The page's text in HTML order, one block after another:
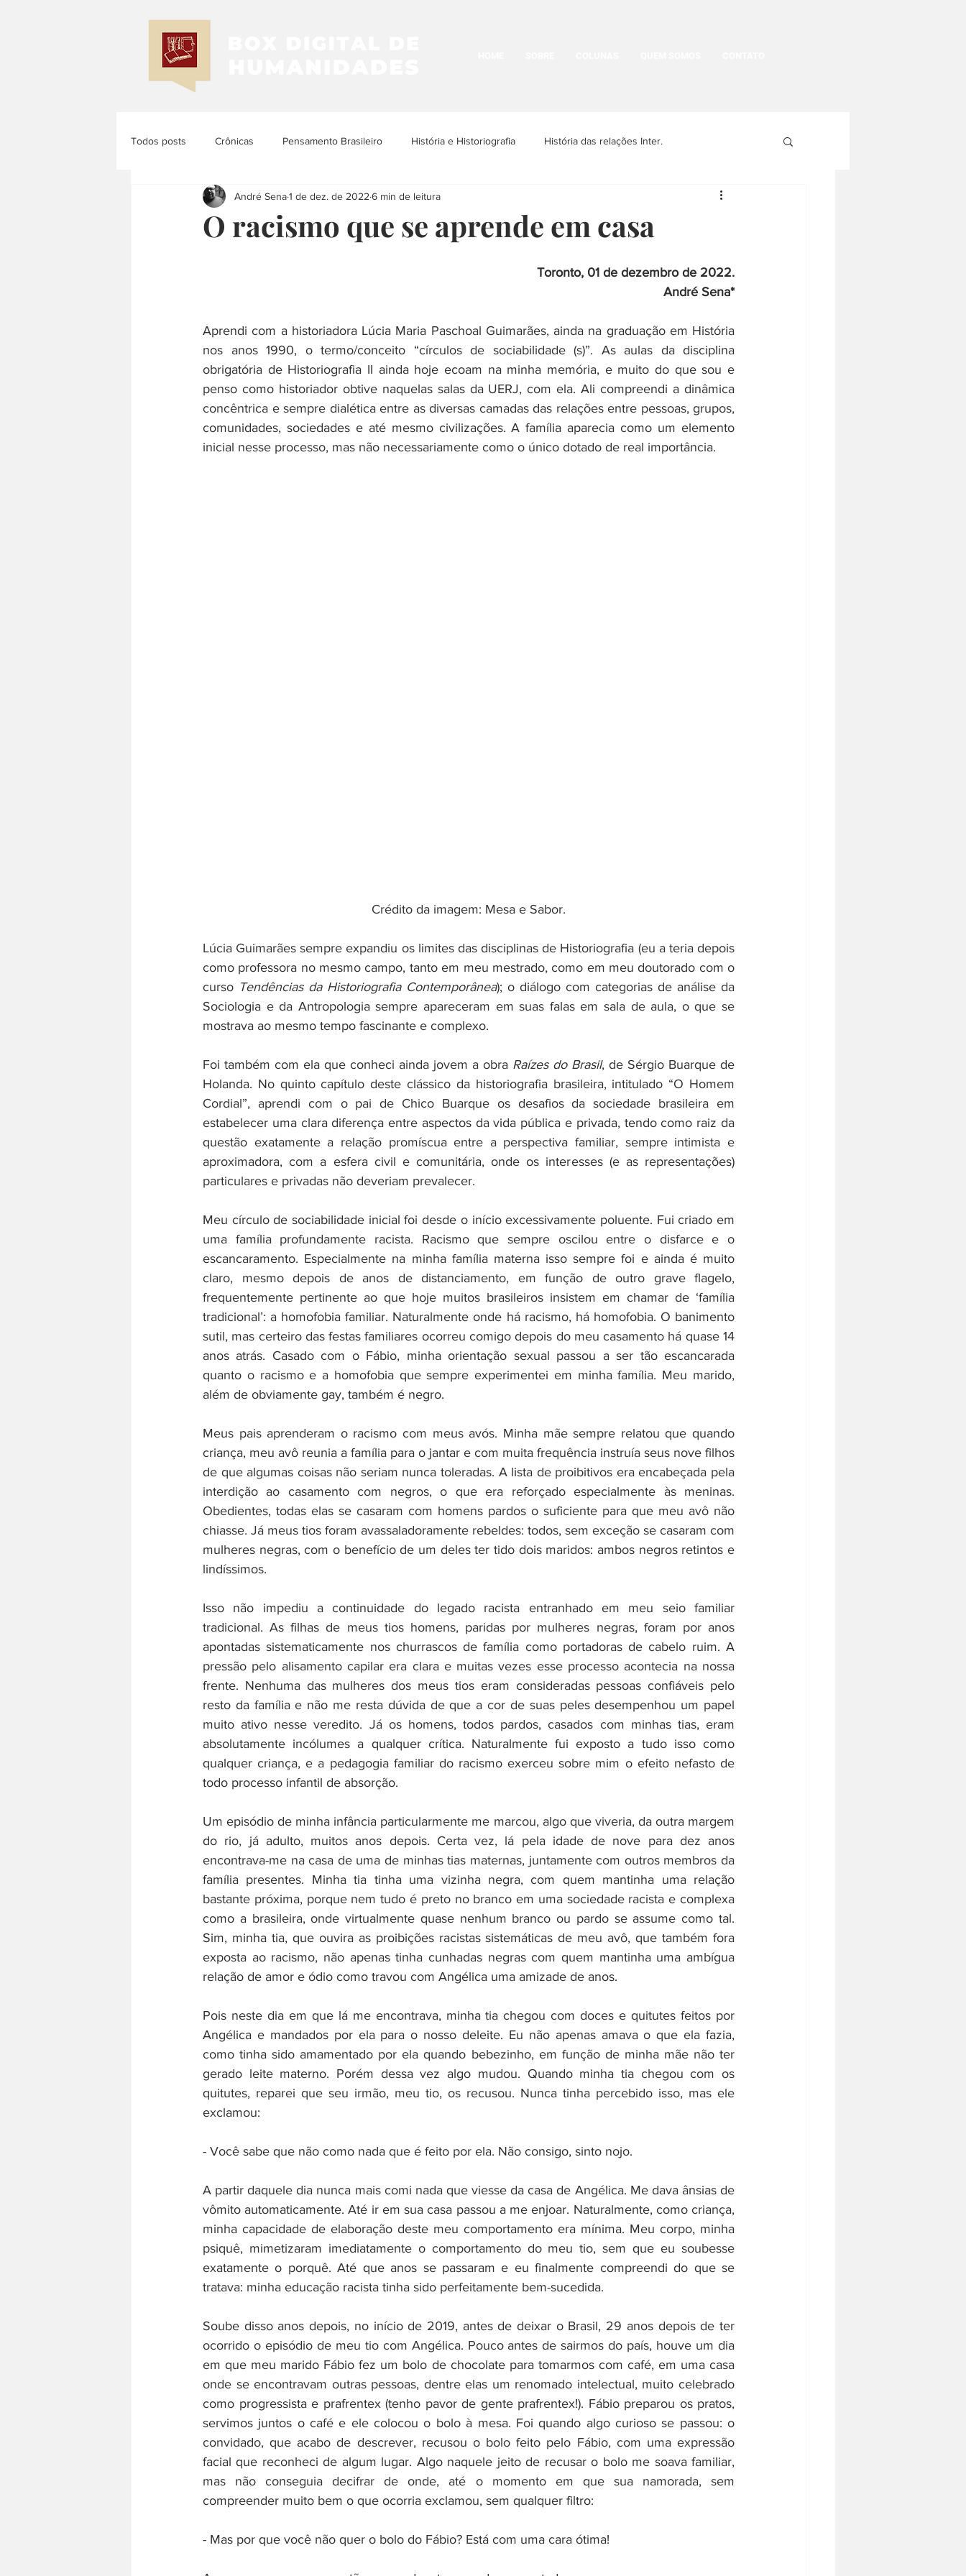
Todos posts Crônicas Pensamento Brasileiro História e Historiografia História das relações Inter.
Memória e História História dos Povos Indígenas História e Cultura LGBTQIA+
História do trabalho Literatura
O racismo que se aprende em casa
André Sena1 de dez. de 2022 6 min de leitura
Toronto, 01 de dezembro de 2022.
André Sena*
Aprendi com a historiadora Lúcia Maria Paschoal Guimarães, ainda na graduação em História
nos anos 1990, o termo/conceito “círculos de sociabilidade (s)”. As aulas da disciplina
obrigatória de Historiografia II ainda hoje ecoam na minha memória, e muito do que sou e
penso como historiador obtive naquelas salas da UERJ, com ela. Ali compreendi a dinâmica
concêntrica e sempre dialética entre as diversas camadas das relações entre pessoas, grupos,
comunidades, sociedades e até mesmo civilizações. A família aparecia como um elemento
inicial nesse processo, mas não necessariamente como o único dotado de real importância.
Crédito da imagem: Mesa e Sabor.
Lúcia Guimarães sempre expandiu os limites das disciplinas de Historiografia (eu a teria depois
como professora no mesmo campo, tanto em meu mestrado, como em meu doutorado com o
curso Tendências da Historiografia Contemporânea); o diálogo com categorias de análise da
Sociologia e da Antropologia sempre apareceram em suas falas em sala de aula, o que se
mostrava ao mesmo tempo fascinante e complexo.
Foi também com ela que conheci ainda jovem a obra Raízes do Brasil, de Sérgio Buarque de
Holanda. No quinto capítulo deste clássico da historiografia brasileira, intitulado “O Homem
Cordial”, aprendi com o pai de Chico Buarque os desafios da sociedade brasileira em
estabelecer uma clara diferença entre aspectos da vida pública e privada, tendo como raiz da
questão exatamente a relação promíscua entre a perspectiva familiar, sempre intimista e
aproximadora, com a esfera civil e comunitária, onde os interesses (e as representações)
particulares e privadas não deveriam prevalecer.
Meu círculo de sociabilidade inicial foi desde o início excessivamente poluente. Fui criado em
uma família profundamente racista. Racismo que sempre oscilou entre o disfarce e o
escancaramento. Especialmente na minha família materna isso sempre foi e ainda é muito
claro, mesmo depois de anos de distanciamento, em função de outro grave flagelo,
frequentemente pertinente ao que hoje muitos brasileiros insistem em chamar de ‘família
tradicional’: a homofobia familiar. Naturalmente onde há racismo, há homofobia. O banimento
sutil, mas certeiro das festas familiares ocorreu comigo depois do meu casamento há quase 14
anos atrás. Casado com o Fábio, minha orientação sexual passou a ser tão escancarada
quanto o racismo e a homofobia que sempre experimentei em minha família. Meu marido,
além de obviamente gay, também é negro.
Meus pais aprenderam o racismo com meus avós. Minha mãe sempre relatou que quando
criança, meu avô reunia a família para o jantar e com muita frequência instruía seus nove filhos
de que algumas coisas não seriam nunca toleradas. A lista de proibitivos era encabeçada pela
interdição ao casamento com negros, o que era reforçado especialmente às meninas.
Obedientes, todas elas se casaram com homens pardos o suficiente para que meu avô não
chiasse. Já meus tios foram avassaladoramente rebeldes: todos, sem exceção se casaram com
mulheres negras, com o benefício de um deles ter tido dois maridos: ambos negros retintos e
lindíssimos.
Isso não impediu a continuidade do legado racista entranhado em meu seio familiar
tradicional. As filhas de meus tios homens, paridas por mulheres negras, foram por anos
apontadas sistematicamente nos churrascos de família como portadoras de cabelo ruim. A
pressão pelo alisamento capilar era clara e muitas vezes esse processo acontecia na nossa
frente. Nenhuma das mulheres dos meus tios eram consideradas pessoas confiáveis pelo
resto da família e não me resta dúvida de que a cor de suas peles desempenhou um papel
muito ativo nesse veredito. Já os homens, todos pardos, casados com minhas tias, eram
absolutamente incólumes a qualquer crítica. Naturalmente fui exposto a tudo isso como
qualquer criança, e a pedagogia familiar do racismo exerceu sobre mim o efeito nefasto de
todo processo infantil de absorção.
Um episódio de minha infância particularmente me marcou, algo que viveria, da outra margem
do rio, já adulto, muitos anos depois. Certa vez, lá pela idade de nove para dez anos
encontrava-me na casa de uma de minhas tias maternas, juntamente com outros membros da
família presentes. Minha tia tinha uma vizinha negra, com quem mantinha uma relação
bastante próxima, porque nem tudo é preto no branco em uma sociedade racista e complexa
como a brasileira, onde virtualmente quase nenhum branco ou pardo se assume como tal.
Sim, minha tia, que ouvira as proibições racistas sistemáticas de meu avô, que também fora
exposta ao racismo, não apenas tinha cunhadas negras com quem mantinha uma ambígua
relação de amor e ódio como travou com Angélica uma amizade de anos.
Pois neste dia em que lá me encontrava, minha tia chegou com doces e quitutes feitos por
Angélica e mandados por ela para o nosso deleite. Eu não apenas amava o que ela fazia,
como tinha sido amamentado por ela quando bebezinho, em função de minha mãe não ter
gerado leite materno. Porém dessa vez algo mudou. Quando minha tia chegou com os
quitutes, reparei que seu irmão, meu tio, os recusou. Nunca tinha percebido isso, mas ele
exclamou:
- Você sabe que não como nada que é feito por ela. Não consigo, sinto nojo.
A partir daquele dia nunca mais comi nada que viesse da casa de Angélica. Me dava ânsias de
vômito automaticamente. Até ir em sua casa passou a me enjoar. Naturalmente, como criança,
minha capacidade de elaboração deste meu comportamento era mínima. Meu corpo, minha
psiquê, mimetizaram imediatamente o comportamento do meu tio, sem que eu soubesse
exatamente o porquê. Até que anos se passaram e eu finalmente compreendi do que se
tratava: minha educação racista tinha sido perfeitamente bem-sucedida.
Soube disso anos depois, no início de 2019, antes de deixar o Brasil, 29 anos depois de ter
ocorrido o episódio de meu tio com Angélica. Pouco antes de sairmos do país, houve um dia
em que meu marido Fábio fez um bolo de chocolate para tomarmos com café, em uma casa
onde se encontravam outras pessoas, dentre elas um renomado intelectual, muito celebrado
como progressista e prafrentex (tenho pavor de gente prafrentex!). Fábio preparou os pratos,
servimos juntos o café e ele colocou o bolo à mesa. Foi quando algo curioso se passou: o
convidado, que acabo de descrever, recusou o bolo feito pelo Fábio, com uma expressão
facial que reconheci de algum lugar. Algo naquele jeito de recusar o bolo me soava familiar,
mas não conseguia decifrar de onde, até o momento em que sua namorada, sem
compreender muito bem o que ocorria exclamou, sem qualquer filtro:
- Mas por que você não quer o bolo do Fábio? Está com uma cara ótima!